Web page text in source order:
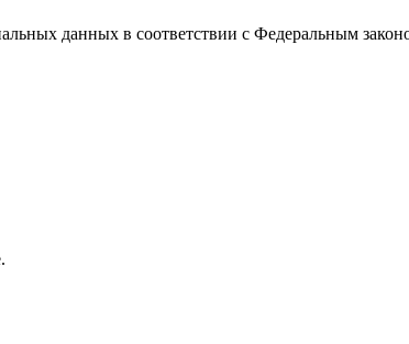
данных в соответствии с Федеральным